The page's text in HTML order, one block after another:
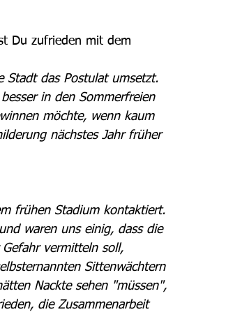
Du zufrieden mit dem
Stadt das Postulat umsetzt.
in den Sommerfreien
möchte, wenn kaum
nächstes Jahr früher
frühen Stadium kontaktiert.
waren uns einig, dass die
vermitteln soll,
Sittenwächtern
Nackte sehen "müssen",
die Zusammenarbeit